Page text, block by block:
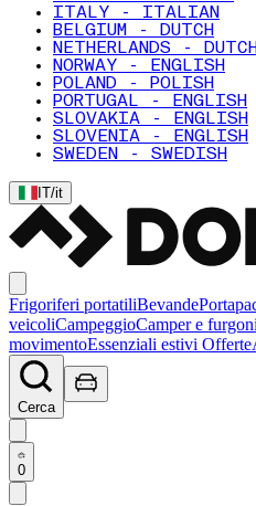
ITALY - ITALIAN
BELGIUM - DUTCH
NETHERLANDS - DUTCH
NORWAY - ENGLISH
POLAND - POLISH
PORTUGAL - ENGLISH
SLOVAKIA - ENGLISH
SLOVENIA - ENGLISH
SWEDEN - SWEDISH
IT/it
Frigoriferi portatiliBevande
veicoliCampeggioCamper e furgoni
movimentoEssenziali estivi Offerte
Cerca
0